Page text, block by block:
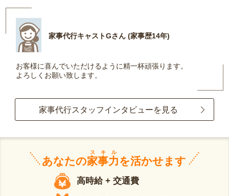
家事代行キャストGさん (家事歴14年)
お客様に喜んでいただけるように精一杯頑張ります。
よろしくお願い致します。
家事代行スタッフインタビューを見る
あなたの家事力
スキル
を活かせます
高時給 + 交通費